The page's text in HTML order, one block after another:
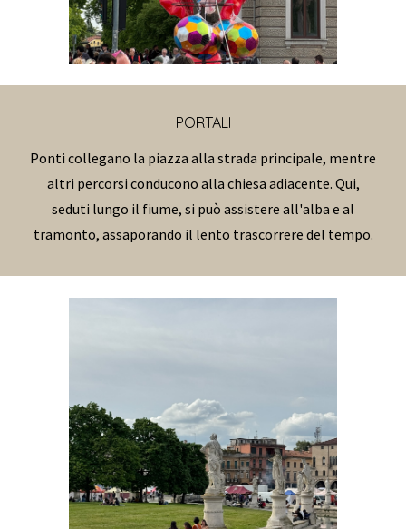
PORTALI
Ponti collegano la piazza alla strada principale, mentre
altri percorsi conducono alla chiesa adiacente. Qui,
seduti lungo il fiume, si può assistere all'alba e al
tramonto, assaporando il lento trascorrere del tempo.